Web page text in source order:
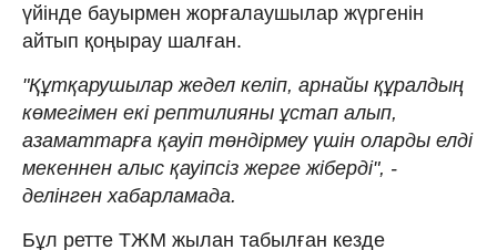
үйінде бауырмен жорғалаушылар жүргенін
айтып қоңырау шалған.
"Құтқарушылар жедел келіп, арнайы құралдың
көмегімен екі рептилияны ұстап алып,
азаматтарға қауіп төндірмеу үшін оларды елді
мекеннен алыс қауіпсіз жерге жіберді", -
делінген хабарламада.
Бұл ретте ТЖМ жылан табылған кезде